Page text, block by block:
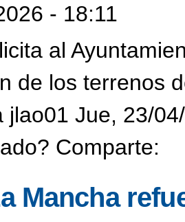
- 18:11
al
de los terrenos
jlao01 Jue, 23/
Comparte:
Mancha